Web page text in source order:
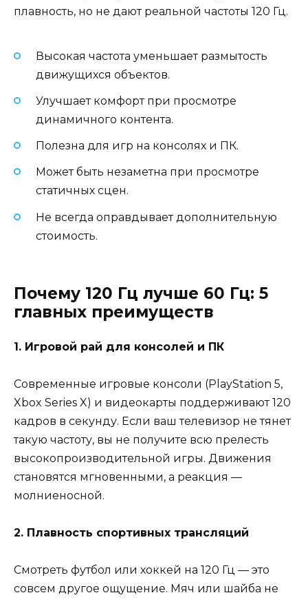
плавность, но не дают реальной частоты 120 Гц.
Высокая частота уменьшает размытость
движущихся объектов.
Улучшает комфорт при просмотре
динамичного контента.
Полезна для игр на консолях и ПК.
Может быть незаметна при просмотре
статичных сцен.
Не всегда оправдывает дополнительную
стоимость.
Почему 120 Гц лучше 60 Гц: 5
главных преимуществ
1. Игровой рай для консолей и ПК
Современные игровые консоли (PlayStation 5,
Xbox Series X) и видеокарты поддерживают 120
кадров в секунду. Если ваш телевизор не тянет
такую частоту, вы не получите всю прелесть
высокопроизводительной игры. Движения
становятся мгновенными, а реакция —
молниеносной.
2. Плавность спортивных трансляций
Смотреть футбол или хоккей на 120 Гц — это
совсем другое ощущение. Мяч или шайба не